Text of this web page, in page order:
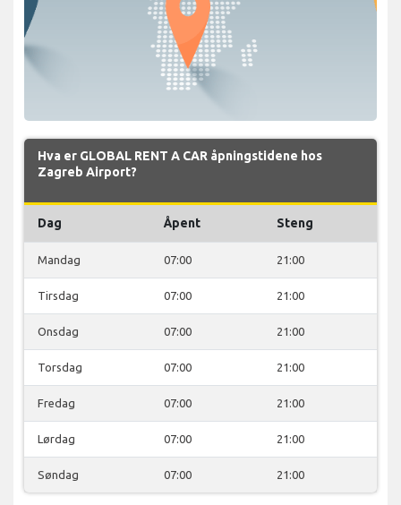
Hva er GLOBAL RENT A CAR åpningstidene hos
Zagreb Airport?
Dag Åpent Steng
Mandag 07:00 21:00
Tirsdag 07:00 21:00
Onsdag 07:00 21:00
Torsdag 07:00 21:00
Fredag 07:00 21:00
Lørdag 07:00 21:00
Søndag 07:00 21:00